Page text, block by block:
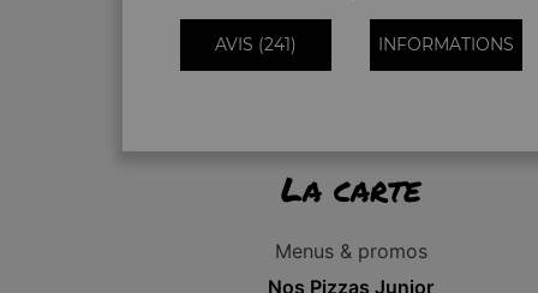
AVIS (241) INFORMATIONS
La carte
Menus & promos
Nos Pizzas Junior